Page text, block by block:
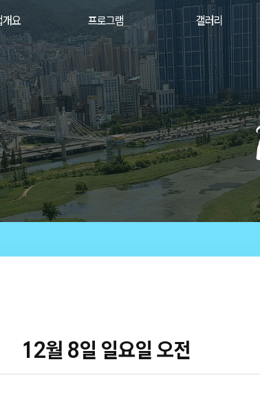
개요 프로그램 갤러리
2024
갤
러
리
12월 8일 일요일 오전